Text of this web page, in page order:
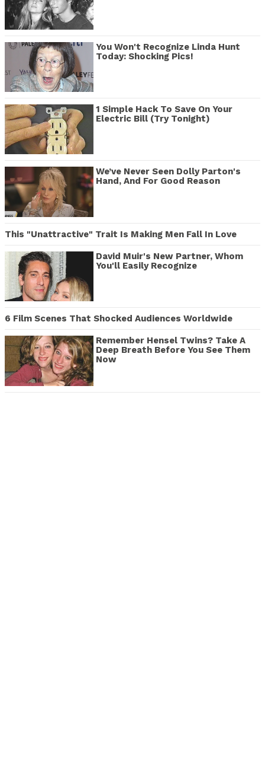
You Won't Recognize Linda Hunt
Today: Shocking Pics!
1 Simple Hack To Save On Your
Electric Bill (Try Tonight)
We’ve Never Seen Dolly Parton's
Hand, And For Good Reason
This "Unattractive" Trait Is Making Men Fall In Love
David Muir's New Partner, Whom
You'll Easily Recognize
6 Film Scenes That Shocked Audiences Worldwide
Remember Hensel Twins? Take A
Deep Breath Before You See Them
Now